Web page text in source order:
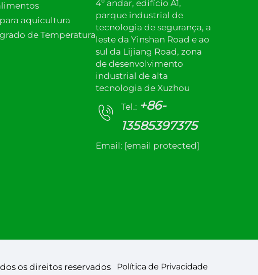
aquicultura
de Temperatura
4º andar, edifício A1,
parque industrial de
tecnologia de segurança, a
leste da Yinshan Road e ao
sul da Lijiang Road, zona
de desenvolvimento
industrial de alta
tecnologia de Xuzhou
Tel.: +86-
13585397375
Email: [email protected]
os direitos reservados Política de Privacidade